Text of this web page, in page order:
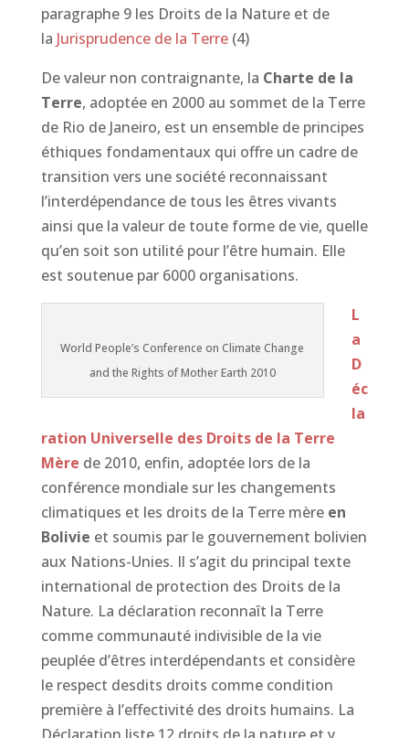
paragraphe 9 les Droits de la Nature et de
la Jurisprudence de la Terre (4)
De valeur non contraignante, la Charte de la
Terre, adoptée en 2000 au sommet de la Terre
de Rio de Janeiro, est un ensemble de principes
éthiques fondamentaux qui offre un cadre de
transition vers une société reconnaissant
l’interdépendance de tous les êtres vivants
ainsi que la valeur de toute forme de vie, quelle
qu’en soit son utilité pour l’être humain. Elle
est soutenue par 6000 organisations.
World People’s Conference on Climate Change
and the Rights of Mother Earth 2010
L
a
D
éc
la
ration Universelle des Droits de la Terre
Mère de 2010, enfin, adoptée lors de la
conférence mondiale sur les changements
climatiques et les droits de la Terre mère en
Bolivie et soumis par le gouvernement bolivien
aux Nations-Unies. Il s’agit du principal texte
international de protection des Droits de la
Nature. La déclaration reconnaît la Terre
comme communauté indivisible de la vie
peuplée d’êtres interdépendants et considère
le respect desdits droits comme condition
première à l’effectivité des droits humains. La